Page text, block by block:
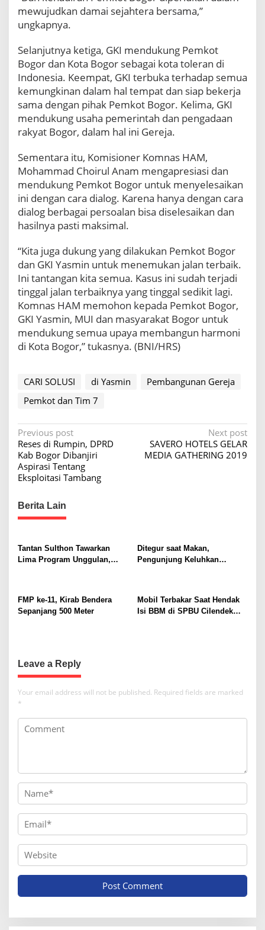
mewujudkan damai sejahtera bersama,”
ungkapnya.
Selanjutnya ketiga, GKI mendukung Pemkot
Bogor dan Kota Bogor sebagai kota toleran di
Indonesia. Keempat, GKI terbuka terhadap semua
kemungkinan dalam hal tempat dan siap bekerja
sama dengan pihak Pemkot Bogor. Kelima, GKI
mendukung usaha pemerintah dan pengadaan
rakyat Bogor, dalam hal ini Gereja.
Sementara itu, Komisioner Komnas HAM,
Mohammad Choirul Anam mengapresiasi dan
mendukung Pemkot Bogor untuk menyelesaikan
ini dengan cara dialog. Karena hanya dengan cara
dialog berbagai persoalan bisa diselesaikan dan
hasilnya pasti maksimal.
“Kita juga dukung yang dilakukan Pemkot Bogor
dan GKI Yasmin untuk menemukan jalan terbaik.
Ini tantangan kita semua. Kasus ini sudah terjadi
tinggal jalan terbaiknya yang tinggal sedikit lagi.
Komnas HAM memohon kepada Pemkot Bogor,
GKI Yasmin, MUI dan masyarakat Bogor untuk
mendukung semua upaya membangun harmoni
di Kota Bogor,” tukasnya. (BNI/HRS)
CARI SOLUSI di Yasmin
Pembangunan Gereja
Pemkot dan Tim 7
P
o
s
t
n
a
i
g
t
i
Previous post
Reses di Rumpin, DPRD
Kab Bogor Dibanjiri
Aspirasi Tentang
Eksploitasi Tambang
Next post
SAVERO HOTELS GELAR
MEDIA GATHERING 2019
Berita Lain
Tantan Sulthon Tawarkan
Lima Program Unggulan,
Ditegur saat Makan,
Pengunjung Keluhkan
FMP ke-11, Kirab Bendera
Sepanjang 500 Meter
Mobil Terbakar Saat Hendak
Isi BBM di SPBU Cilendek
Leave a Reply
Your email address will not be published. Required fields are marked
*